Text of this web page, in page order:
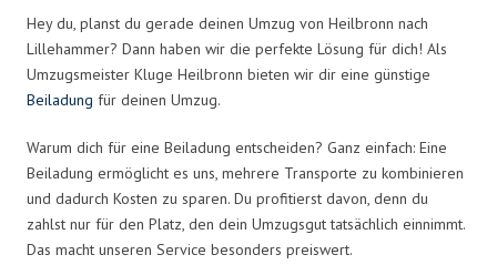
Hey du, planst du gerade deinen Umzug von Heilbronn nach
Lillehammer? Dann haben wir die perfekte Lösung für dich! Als
Umzugsmeister Kluge Heilbronn bieten wir dir eine günstige
Beiladung für deinen Umzug.
Warum dich für eine Beiladung entscheiden? Ganz einfach: Eine
Beiladung ermöglicht es uns, mehrere Transporte zu kombinieren
und dadurch Kosten zu sparen. Du profitierst davon, denn du
zahlst nur für den Platz, den dein Umzugsgut tatsächlich einnimmt.
Das macht unseren Service besonders preiswert.